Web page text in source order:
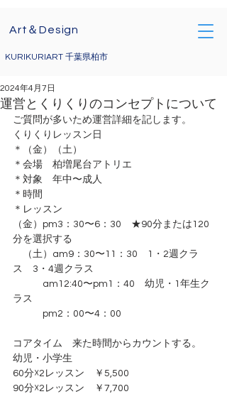
Art＆Design
KURIKURIART 千葉県柏市
運営とくりくりのコンセプトについて
2024年4月7日
ご質問が多いため運営詳細を記します。
くりくりレッスン日
＊（金）（土）
＊会場　柏増尾台アトリエ
＊対象　年中〜成人
＊時間
＊レッスン
（金）pm3：30〜6：30　★90分または120
分を選択する
（土）am9：30〜11：30　1・2週クラ
ス　3・4週クラス
am12:40〜pm1：40　幼児・1年生ク
ラス
pm2：00〜4：00
コアタイム　来た時間からカウントする。
幼児・小学生
60分☓2レッスン　￥5,500
90分☓2レッスン　￥7,700